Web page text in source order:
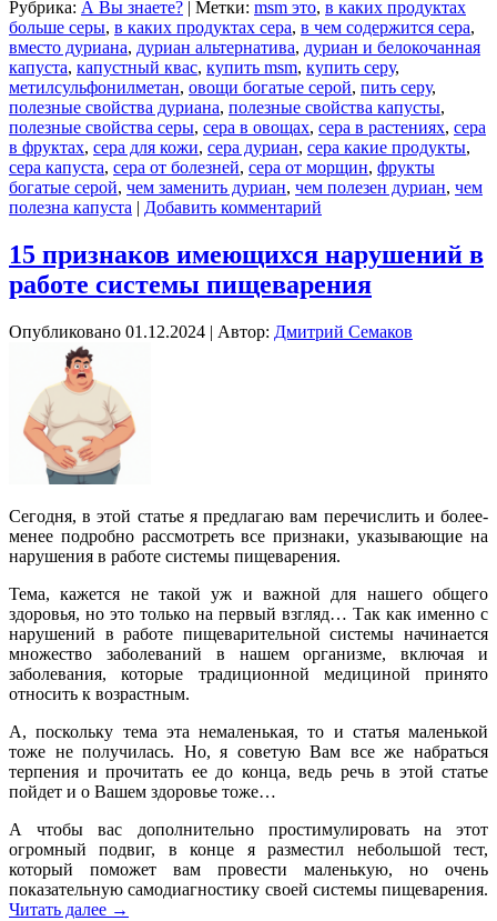
Рубрика: А Вы знаете? | Метки: msm это, в каких продуктах
больше серы, в каких продуктах сера, в чем содержится сера,
вместо дуриана, дуриан альтернатива, дуриан и белокочанная
капуста, капустный квас, купить msm, купить серу,
метилсульфонилметан, овощи богатые серой, пить серу,
полезные свойства дуриана, полезные свойства капусты,
полезные свойства серы, сера в овощах, сера в растениях, сера
в фруктах, сера для кожи, сера дуриан, сера какие продукты,
сера капуста, сера от болезней, сера от морщин, фрукты
богатые серой, чем заменить дуриан, чем полезен дуриан, чем
полезна капуста | Добавить комментарий
15 признаков имеющихся нарушений в
работе системы пищеварения
Опубликовано 01.12.2024 | Автор: Дмитрий Семаков
Сегодня, в этой статье я предлагаю вам перечислить и более-
менее подробно рассмотреть все признаки, указывающие на
нарушения в работе системы пищеварения.
Тема, кажется не такой уж и важной для нашего общего
здоровья, но это только на первый взгляд… Так как именно с
нарушений в работе пищеварительной системы начинается
множество заболеваний в нашем организме, включая и
заболевания, которые традиционной медициной принято
относить к возрастным.
А, поскольку тема эта немаленькая, то и статья маленькой
тоже не получилась. Но, я советую Вам все же набраться
терпения и прочитать ее до конца, ведь речь в этой статье
пойдет и о Вашем здоровье тоже…
А чтобы вас дополнительно простимулировать на этот
огромный подвиг, в конце я разместил небольшой тест,
который поможет вам провести маленькую, но очень
показательную самодиагностику своей системы пищеварения.
Читать далее →